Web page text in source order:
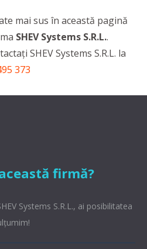
mai sus în această pagină
SHEV Systems S.R.L..
SHEV Systems S.R.L. la
373
firmă?
Systems S.R.L., ai posibilitatea